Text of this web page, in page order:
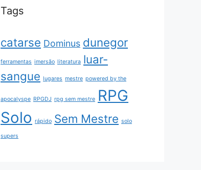
Tags
catarse Dominus dunegor
ferramentas imersão literatura luar-
sangue lugares mestre powered by the
apocalyspe RPGDJ rpg sem mestre RPG
Solo rápido Sem Mestre solo
supers